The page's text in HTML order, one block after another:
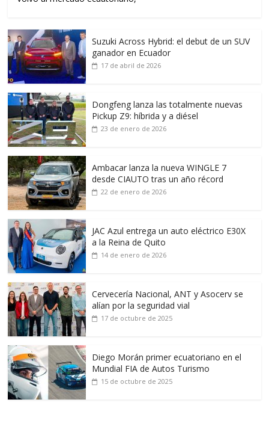
Suzuki Across Hybrid: el debut de un SUV
ganador en Ecuador
17 de abril de 2026
Dongfeng lanza las totalmente nuevas
Pickup Z9: híbrida y a diésel
23 de enero de 2026
Ambacar lanza la nueva WINGLE 7
desde CIAUTO tras un año récord
22 de enero de 2026
JAC Azul entrega un auto eléctrico E30X
a la Reina de Quito
14 de enero de 2026
Cervecería Nacional, ANT y Asocerv se
alían por la seguridad vial
17 de octubre de 2025
Diego Morán primer ecuatoriano en el
Mundial FIA de Autos Turismo
15 de octubre de 2025